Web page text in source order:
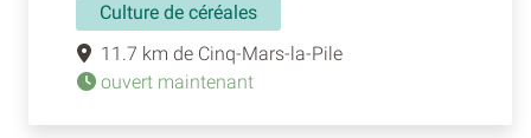
Culture de céréales
11.7 km de Cinq-Mars-la-Pile
ouvert maintenant